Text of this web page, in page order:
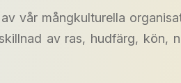
vår mångkulturella
av ras, hudfärg, kön,